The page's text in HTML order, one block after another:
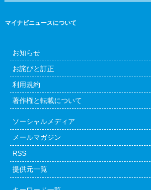
マイナビニュースについて
お知らせ
お詫びと訂正
利用規約
著作権と転載について
ソーシャルメディア
メールマガジン
RSS
提供元一覧